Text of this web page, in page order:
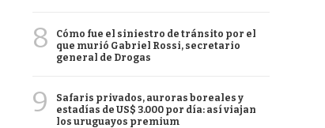
8
Cómo fue el siniestro de tránsito por el
que murió Gabriel Rossi, secretario
general de Drogas
9
Safaris privados, auroras boreales y
estadías de US$ 3.000 por día: así viajan
los uruguayos premium